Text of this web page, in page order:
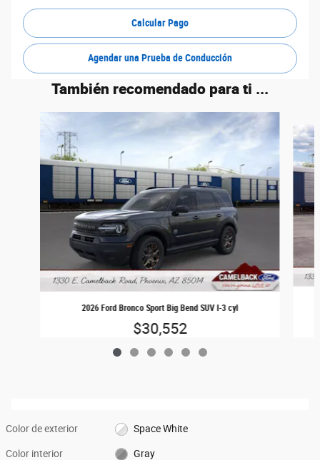
Calcular Pago
Agendar una Prueba de Conducción
También recomendado para ti ...
2026 Ford Bronco Sport Big Bend SUV I-3 cyl
$30,552
Color de exterior Space White
Color interior Gray